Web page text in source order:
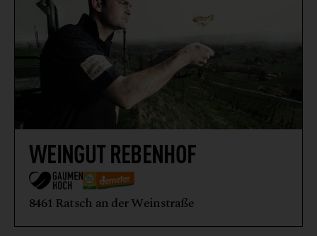
WEINGUT REBENHOF
8461 Ratsch an der Weinstraße